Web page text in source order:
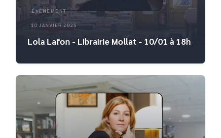
ÉVÈNEMENT
10 JANVIER 2025
Lola Lafon - Librairie Mollat - 10/01 à 18h